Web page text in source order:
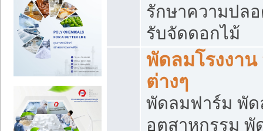
รักษาความปล
รับจัดดอกไม้
พัดลมโรงงา
ต่างๆ
พัดลมฟาร์ม พัด
อุตสาหกรรม